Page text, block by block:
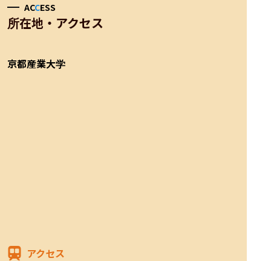
ACCESS
所在地・アクセス
京都産業大学
アクセス